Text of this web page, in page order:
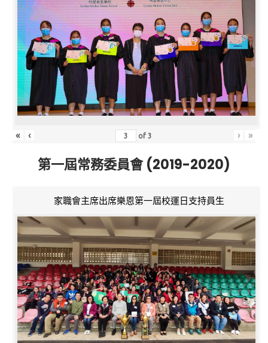
« ‹ of3 › »
第一屆常務委員會 (2019-2020)
家職會主席出席樂恩第一屆校運日支持員生